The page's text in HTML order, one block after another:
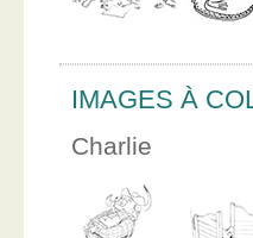
IMAGES À
Charlie